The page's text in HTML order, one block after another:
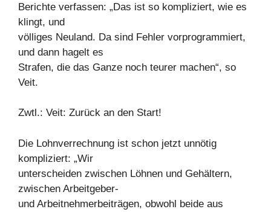
Berichte verfassen: „Das ist so kompliziert, wie es
klingt, und
völliges Neuland. Da sind Fehler vorprogrammiert,
und dann hagelt es
Strafen, die das Ganze noch teurer machen“, so
Veit.
Zwtl.: Veit: Zurück an den Start!
Die Lohnverrechnung ist schon jetzt unnötig
kompliziert: „Wir
unterscheiden zwischen Löhnen und Gehältern,
zwischen Arbeitgeber-
und Arbeitnehmerbeiträgen, obwohl beide aus